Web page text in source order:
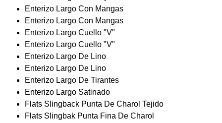
Enterizo Largo Con Mangas
Enterizo Largo Con Mangas
Enterizo Largo Cuello "V"
Enterizo Largo Cuello "V"
Enterizo Largo De Lino
Enterizo Largo De Lino
Enterizo Largo De Tirantes
Enterizo Largo Satinado
Flats Slingback Punta De Charol Tejido
Flats Slingbak Punta Fina De Charol